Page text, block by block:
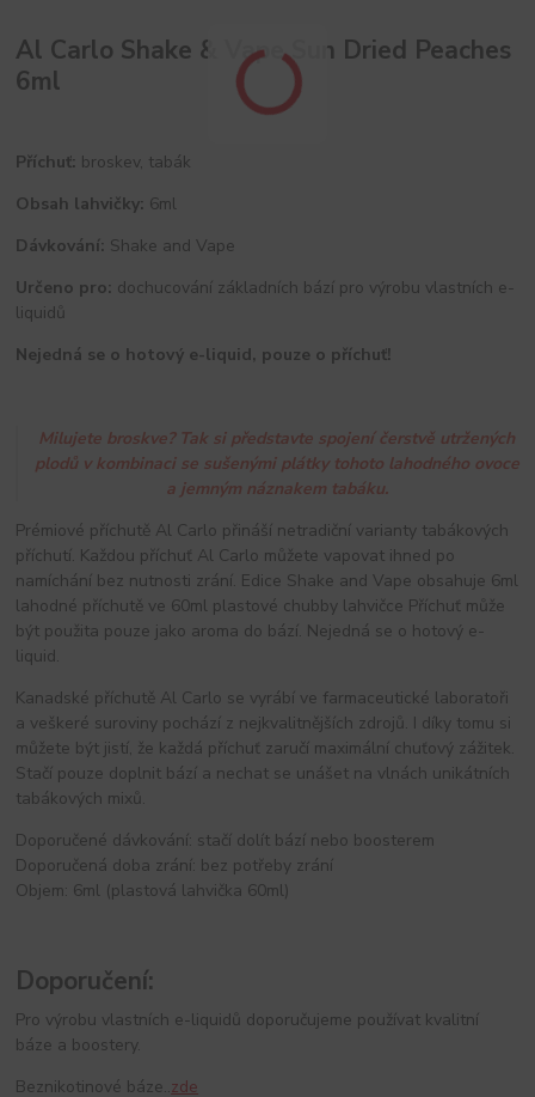
Al Carlo Shake & Vape Sun Dried Peaches
6ml
Příchuť: broskev, tabák
Obsah lahvičky: 6ml
Dávkování: Shake and Vape
Určeno pro: dochucování základních bází pro výrobu vlastních e-
liquidů
Nejedná se o hotový e-liquid, pouze o příchuť!
Milujete broskve? Tak si představte spojení čerstvě utržených
plodů v kombinaci se sušenými plátky tohoto lahodného ovoce
a jemným náznakem tabáku.
Prémiové příchutě Al Carlo přináší netradiční varianty tabákových
příchutí. Každou příchuť Al Carlo můžete vapovat ihned po
namíchání bez nutnosti zrání. Edice Shake and Vape obsahuje 6ml
lahodné příchutě ve 60ml plastové chubby lahvičce Příchuť může
být použita pouze jako aroma do bází. Nejedná se o hotový e-
liquid.
Kanadské příchutě Al Carlo se vyrábí ve farmaceutické laboratoři
a veškeré suroviny pochází z nejkvalitnějších zdrojů. I díky tomu si
můžete být jistí, že každá příchuť zaručí maximální chuťový zážitek.
Stačí pouze doplnit bází a nechat se unášet na vlnách unikátních
tabákových mixů.
Doporučené dávkování: stačí dolít bází nebo boosterem
Doporučená doba zrání: bez potřeby zrání
Objem: 6ml (plastová lahvička 60ml)
Doporučení:
Pro výrobu vlastních e-liquidů doporučujeme používat kvalitní
báze a boostery.
Beznikotinové báze..zde